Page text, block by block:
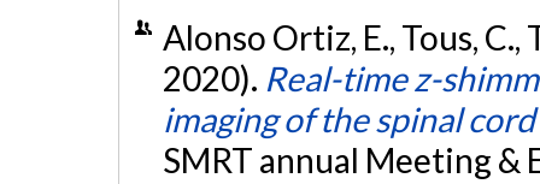
Alonso Ortiz, E., Tous, C.,
2020). Real-time z-
imaging of the spinal cord
SMRT annual Meeting